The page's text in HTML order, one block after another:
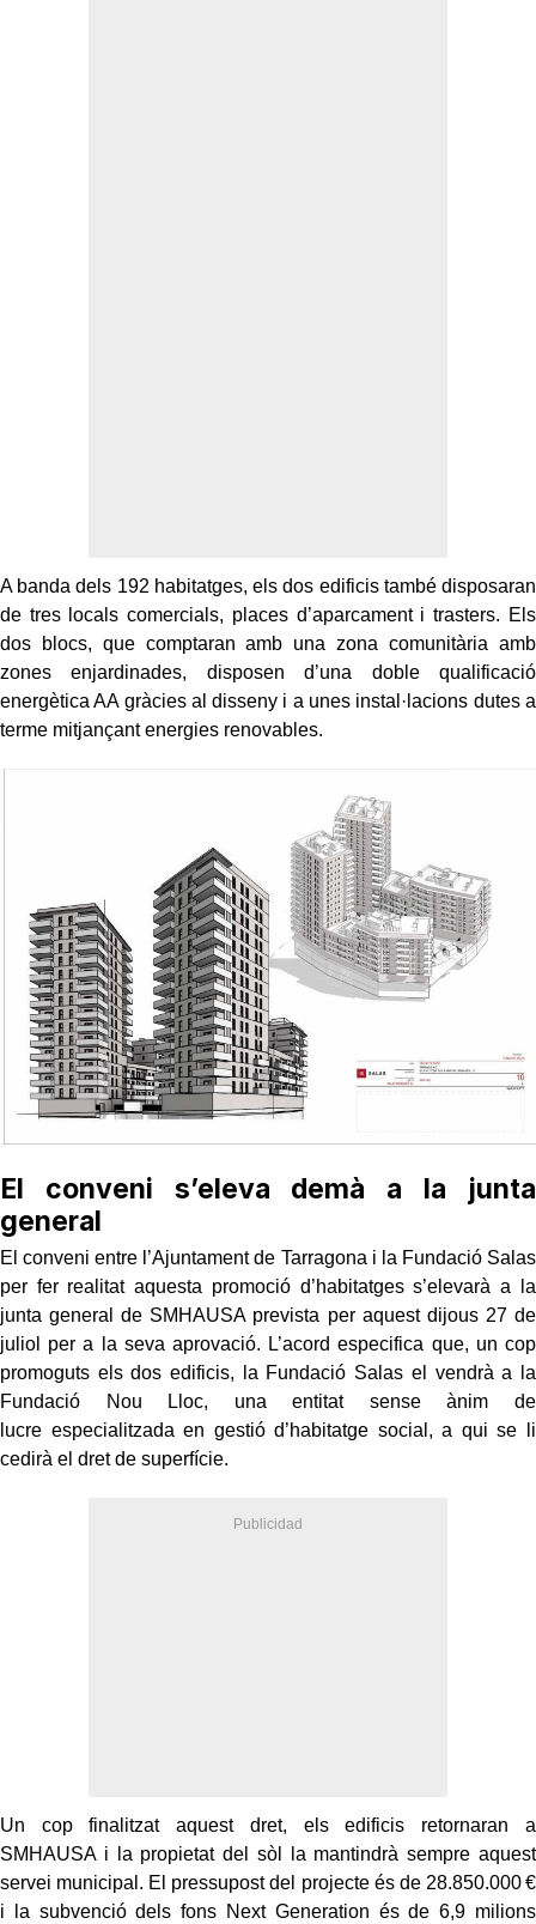
A banda dels 192 habitatges, els dos edificis també disposaran
de tres locals comercials, places d’aparcament i trasters. Els
dos blocs, que comptaran amb una zona comunitària amb
zones enjardinades, disposen d’una doble qualificació
energètica AA gràcies al disseny i a unes instal·lacions dutes a
terme mitjançant energies renovables.
El conveni s’eleva demà a la junta
general
El conveni entre l’Ajuntament de Tarragona i la Fundació Salas
per fer realitat aquesta promoció d’habitatges s’elevarà a la
junta general de SMHAUSA prevista per aquest dijous 27 de
juliol per a la seva aprovació. L’acord especifica que, un cop
promoguts els dos edificis, la Fundació Salas el vendrà a la
Fundació Nou Lloc, una entitat sense ànim de
lucre especialitzada en gestió d’habitatge social, a qui se li
cedirà el dret de superfície.
Un cop finalitzat aquest dret, els edificis retornaran a
SMHAUSA i la propietat del sòl la mantindrà sempre aquest
servei municipal. El pressupost del projecte és de 28.850.000 €
i la subvenció dels fons Next Generation és de 6,9 milions